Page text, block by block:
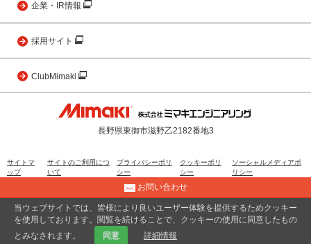
企業・IR情報
採用サイト
ClubMimaki
長野県東御市滋野乙2182番地3
サイトマ
ップ
サイトのご利用につ
いて
プライバシーポリ
シー
クッキーポリ
シー
ソーシャルメディアポ
リシー
© 2001 MIMAKI ENGINEERING CO., LTD.
お問い合わせ
当ウェブサイトでは、皆様により良いユーザー体験を提供するためクッキー
を使用しております。閲覧を続けることで、クッキーの使用に同意したもの
とみなされます。
同意 詳細情報